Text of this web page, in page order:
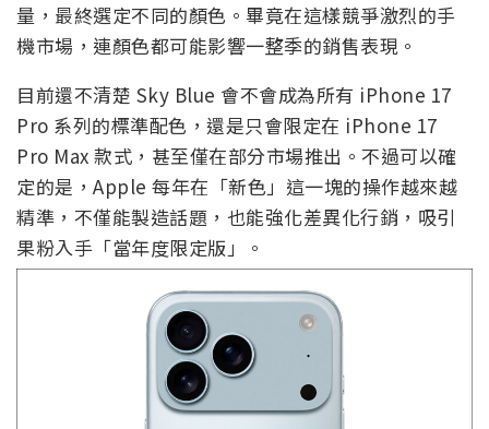
量，最終選定不同的顏色。畢竟在這樣競爭激烈的手
機市場，連顏色都可能影響一整季的銷售表現。
目前還不清楚 Sky Blue 會不會成為所有 iPhone 17
Pro 系列的標準配色，還是只會限定在 iPhone 17
Pro Max 款式，甚至僅在部分市場推出。不過可以確
定的是，Apple 每年在「新色」這一塊的操作越來越
精準，不僅能製造話題，也能強化差異化行銷，吸引
果粉入手「當年度限定版」。